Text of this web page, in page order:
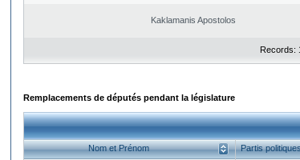
Kaklamanis Apostolos
Records:
Remplacements de députés pendant la législature
Nom et Prénom Partis